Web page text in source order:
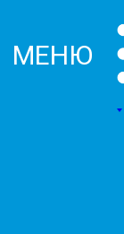
МЕНЮ